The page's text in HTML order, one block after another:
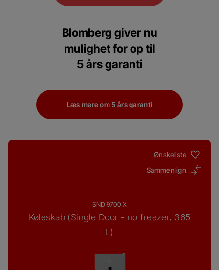
Blomberg giver nu
mulighet for op til
5 års garanti
Læs mere om 5 års garanti
Ønskeliste
Sammenlign
SND 9700 X
Køleskab (Single Door - no freezer, 365
L)